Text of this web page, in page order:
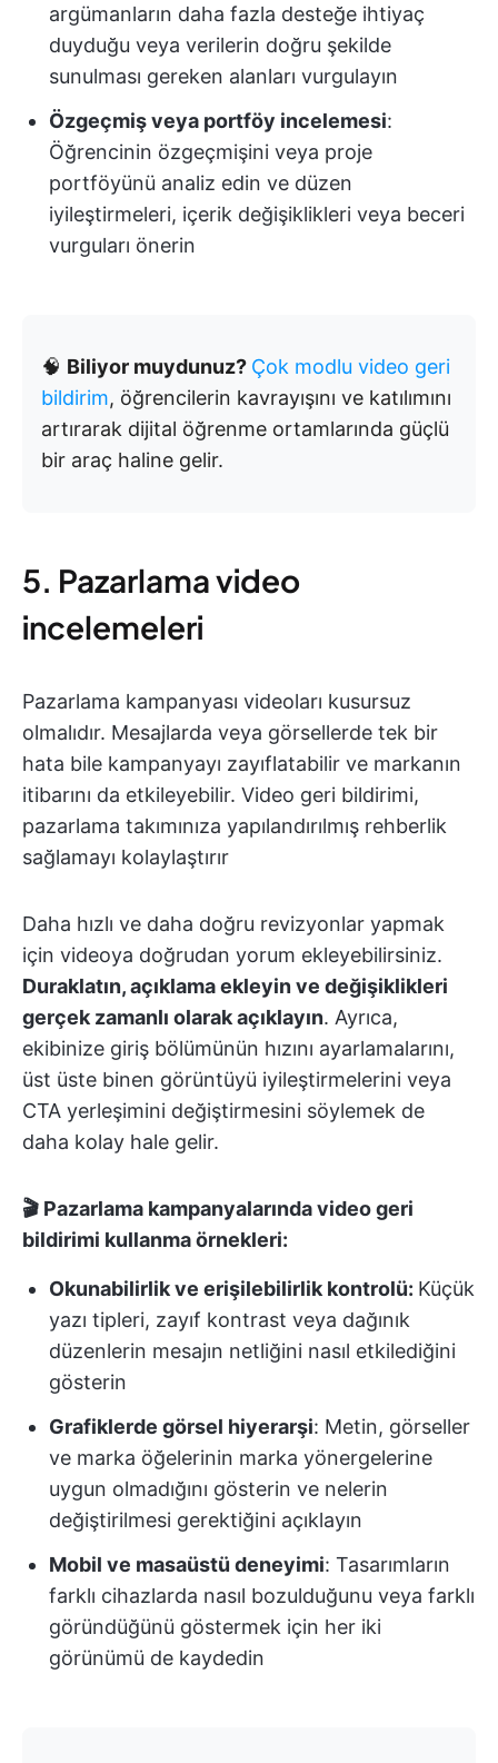
argümanların daha fazla desteğe ihtiyaç
duyduğu veya verilerin doğru şekilde
sunulması gereken alanları vurgulayın
Özgeçmiş veya portföy incelemesi:
Öğrencinin özgeçmişini veya proje
portföyünü analiz edin ve düzen
iyileştirmeleri, içerik değişiklikleri veya beceri
vurguları önerin
🧠 Biliyor muydunuz? Çok modlu video geri
bildirim, öğrencilerin kavrayışını ve katılımını
artırarak dijital öğrenme ortamlarında güçlü
bir araç haline gelir.
5. Pazarlama video
incelemeleri
Pazarlama kampanyası videoları kusursuz
olmalıdır. Mesajlarda veya görsellerde tek bir
hata bile kampanyayı zayıflatabilir ve markanın
itibarını da etkileyebilir. Video geri bildirimi,
pazarlama takımınıza yapılandırılmış rehberlik
sağlamayı kolaylaştırır
Daha hızlı ve daha doğru revizyonlar yapmak
için videoya doğrudan yorum ekleyebilirsiniz.
Duraklatın, açıklama ekleyin ve değişiklikleri
gerçek zamanlı olarak açıklayın. Ayrıca,
ekibinize giriş bölümünün hızını ayarlamalarını,
üst üste binen görüntüyü iyileştirmelerini veya
CTA yerleşimini değiştirmesini söylemek de
daha kolay hale gelir.
🎬 Pazarlama kampanyalarında video geri
bildirimi kullanma örnekleri:
Okunabilirlik ve erişilebilirlik kontrolü: Küçük
yazı tipleri, zayıf kontrast veya dağınık
düzenlerin mesajın netliğini nasıl etkilediğini
gösterin
Grafiklerde görsel hiyerarşi: Metin, görseller
ve marka öğelerinin marka yönergelerine
uygun olmadığını gösterin ve nelerin
değiştirilmesi gerektiğini açıklayın
Mobil ve masaüstü deneyimi: Tasarımların
farklı cihazlarda nasıl bozulduğunu veya farklı
göründüğünü göstermek için her iki
görünümü de kaydedin